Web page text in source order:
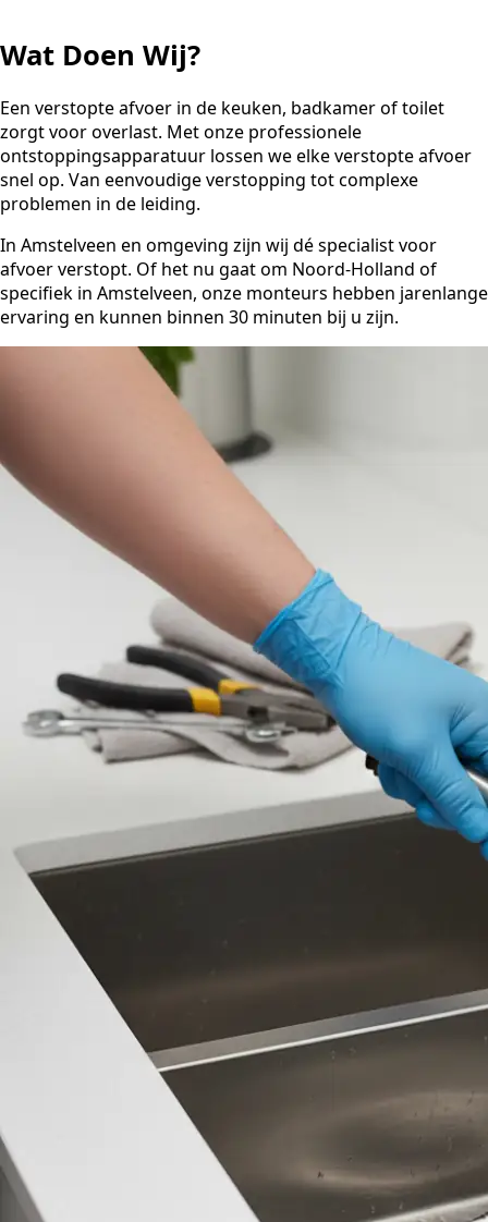
Wat Doen Wij?
Een verstopte afvoer in de keuken, badkamer of toilet
zorgt voor overlast. Met onze professionele
ontstoppingsapparatuur lossen we elke verstopte afvoer
snel op. Van eenvoudige verstopping tot complexe
problemen in de leiding.
In Amstelveen en omgeving zijn wij dé specialist voor
afvoer verstopt. Of het nu gaat om Noord-Holland of
specifiek in Amstelveen, onze monteurs hebben jarenlange
ervaring en kunnen binnen 30 minuten bij u zijn.